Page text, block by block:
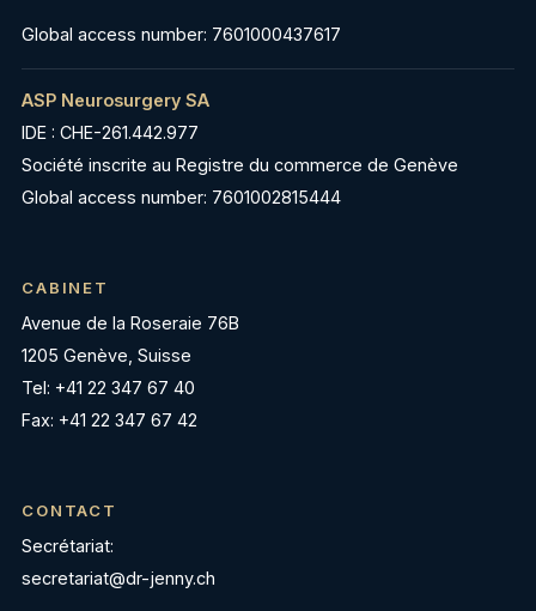
Global access number: 7601000437617
ASP Neurosurgery SA
IDE : CHE-261.442.977
Société inscrite au Registre du commerce de Genève
Global access number: 7601002815444
CABINET
Avenue de la Roseraie 76B
1205 Genève, Suisse
Tel: +41 22 347 67 40
Fax: +41 22 347 67 42
CONTACT
Secrétariat:
secretariat@dr-jenny.ch